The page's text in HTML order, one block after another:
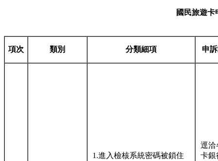
國民旅遊
項次 類別 分類細項 申
1.進入檢核系統密碼被鎖住
逕洽
卡銀